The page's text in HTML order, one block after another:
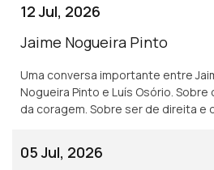
12 Jul, 2026
Jaime Nogueira Pinto
Uma conversa importante entre
Nogueira Pinto e Luís Osório. Sobre
da coragem. Sobre ser de direita e
da morte.
05 Jul, 2026